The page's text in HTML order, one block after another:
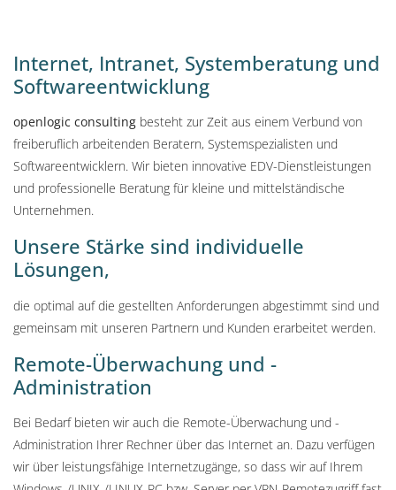
Internet, Intranet, Systemberatung und
Softwareentwicklung
openlogic consulting besteht zur Zeit aus einem Verbund von
freiberuflich arbeitenden Beratern, Systemspezialisten und
Softwareentwicklern. Wir bieten innovative EDV-Dienstleistungen
und professionelle Beratung für kleine und mittelständische
Unternehmen.
Unsere Stärke sind individuelle
Lösungen,
die optimal auf die gestellten Anforderungen abgestimmt sind und
gemeinsam mit unseren Partnern und Kunden erarbeitet werden.
Remote-Überwachung und -
Administration
Bei Bedarf bieten wir auch die Remote-Überwachung und -
Administration Ihrer Rechner über das Internet an. Dazu verfügen
wir über leistungsfähige Internetzugänge, so dass wir auf Ihrem